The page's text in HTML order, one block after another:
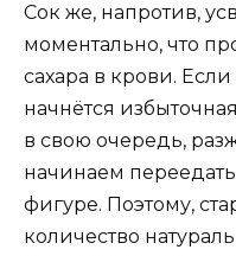
Сок же, напротив,
моментально, что
сахара в крови. Если
начнётся
в свою очередь,
начинаем
фигуре. Поэтому,
количество